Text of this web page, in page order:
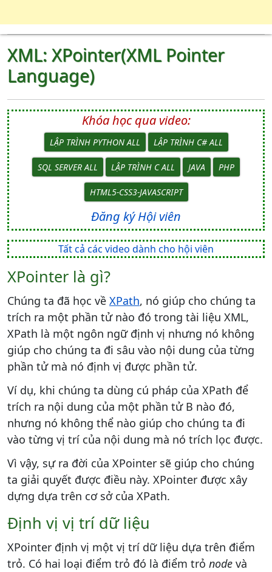
XML: XPointer(XML Pointer
Language)
Khóa học qua video:
LẬP TRÌNH PYTHON ALL LẬP TRÌNH C# ALL
SQL SERVER ALL LẬP TRÌNH C ALL JAVA PHP
HTML5-CSS3-JAVASCRIPT
Đăng ký Hội viên
Tất cả các video dành cho hội viên
XPointer là gì?
Chúng ta đã học về XPath, nó giúp cho chúng ta
trích ra một phần tử nào đó trong tài liệu XML,
XPath là một ngôn ngữ định vị nhưng nó không
giúp cho chúng ta đi sâu vào nội dung của từng
phần tử mà nó định vị được phần tử.
Ví dụ, khi chúng ta dùng cú pháp của XPath để
trích ra nội dung của một phần tử B nào đó,
nhưng nó không thể nào giúp cho chúng ta đi
vào từng vị trí của nội dung mà nó trích lọc được.
Vì vậy, sự ra đời của XPointer sẽ giúp cho chúng
ta giải quyết được điều này. XPointer được xây
dựng dựa trên cơ sở của XPath.
Định vị vị trí dữ liệu
XPointer định vị một vị trí dữ liệu dựa trên điểm
trỏ. Có hai loại điểm trỏ đó là điểm trỏ node và